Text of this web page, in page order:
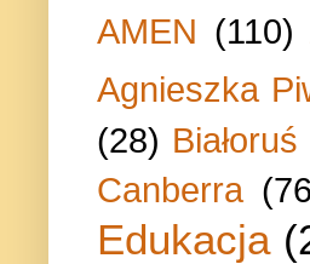
AMEN (110)
Agnieszka
(28) Białoruś
Canberra
Edukacja